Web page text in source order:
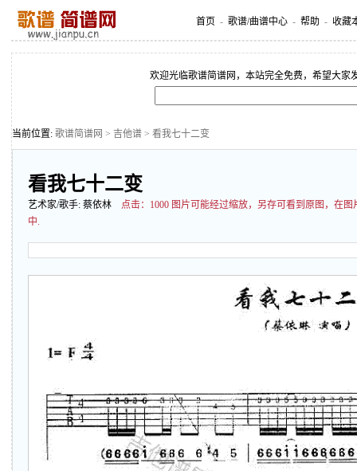
首页 - 歌谱/曲谱中心 - 帮助 - 收藏
欢迎光临歌谱简谱网，本站完全免费，希望大家
当前位置: 歌谱简谱网 > 吉他谱 > 看我七十二变
看我七十二变
艺术家/歌手: 蔡依林 点击： 1000 图片可能经过缩放，另存可看到原图，在
中.